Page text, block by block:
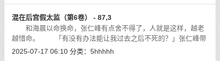
混在后宫假太监（第6卷） - 87,3
和海晨以命换命，张仁峰有点舍不得了，人就是这样，越老
越惜命。 「有没有办法能让我过去之后不死的？」张仁峰带
着祈求的语气问柳老爷子。[详细]
2025-07-17 06:10 分类： 5hhhhh